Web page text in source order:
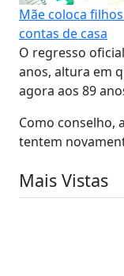
Mãe coloca
contas de casa
O regresso
anos, altura em
agora aos 89
Como conselho,
tentem
Mais Vistas